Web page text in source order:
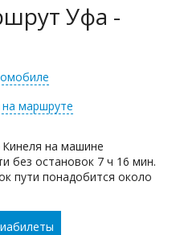
Уфа -
маршруте
на машине
без остановок 7 ч 16 мин.
пути понадобится около